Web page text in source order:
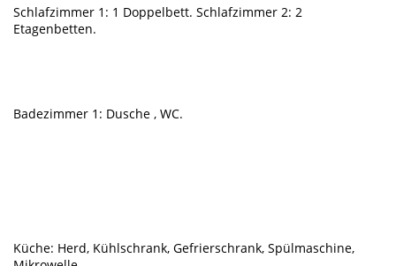
Schlafzimmer 1: 1 Doppelbett. Schlafzimmer 2: 2
Etagenbetten.
Badezimmer 1: Dusche , WC.
Küche: Herd, Kühlschrank, Gefrierschrank, Spülmaschine,